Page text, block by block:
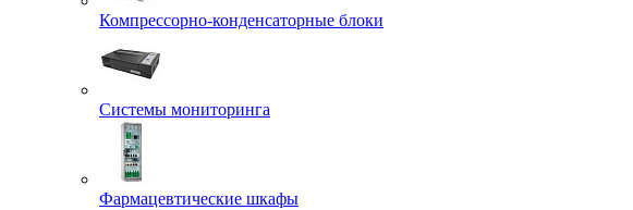
Компрессорно-конденсаторные блоки
Системы мониторинга
Фармацевтические шкафы